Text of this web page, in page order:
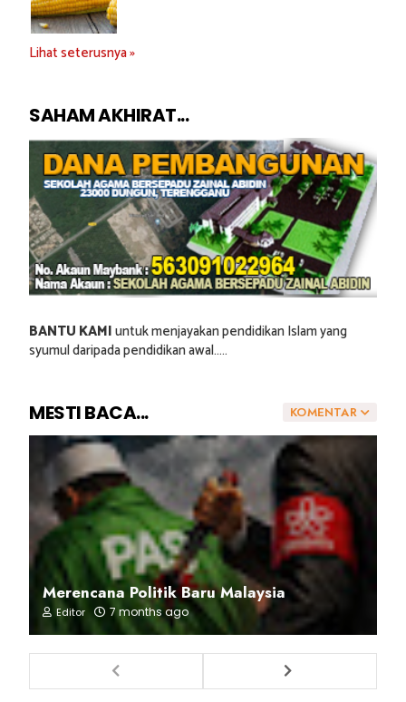
Lihat seterusnya »
SAHAM AKHIRAT...
BANTU KAMIuntuk menjayakan pendidikan Islam yang
syumul daripada pendidikan awal.....
KOMENTAR
MESTI BACA...
Merencana Politik Baru Malaysia
Editor 7 months ago